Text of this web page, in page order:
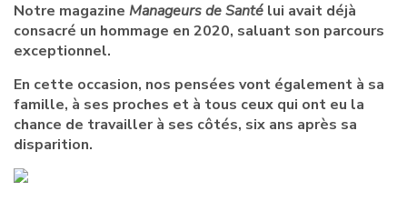
Notre magazine Manageurs de Santé lui avait déjà
consacré un hommage en 2020, saluant son parcours
exceptionnel.
En cette occasion, nos pensées vont également à sa
famille, à ses proches et à tous ceux qui ont eu la
chance de travailler à ses côtés, six ans après sa
disparition.